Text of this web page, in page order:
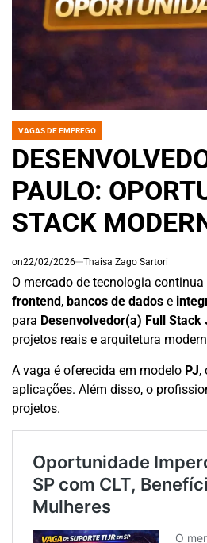
POSTED
VAGAS DE EMPREGO
PAULO:
STACK
on22/02/2026 Thaisa Zago Sartori
O mercado de tecnologia
frontend, bancos de dados e
para Desenvolvedor(a) Full Stack
projetos reais e arquitetura
A vaga é oferecida em modelo PJ,
aplicações. Além disso, o
projetos.